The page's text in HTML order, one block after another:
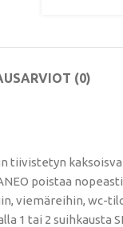
ARVIOT (0)
tiivistetyn
poistaa
viemäreihin, wc-
tai 2 suihkausta